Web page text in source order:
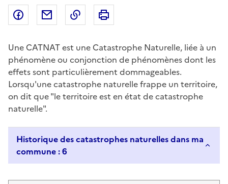
Partager sur Facebook
Partager par emailCopier dans le presse-papier
Une CATNAT est une Catastrophe Naturelle, liée à un
phénomène ou conjonction de phénomènes dont les
effets sont particulièrement dommageables.
Lorsqu'une catastrophe naturelle frappe un territoire,
on dit que "le territoire est en état de catastrophe
naturelle".
Historique des catastrophes naturelles dans ma
commune : 6